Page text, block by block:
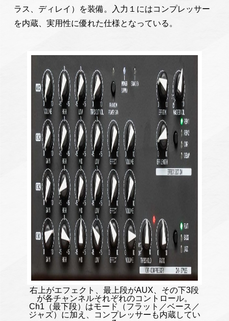
ラス、ディレイ）を装備。入力１にはコンプレッサー
を内蔵、実用性に優れた仕様となっている。
右上がエフェクト、最上段がAUX、その下3段
が各チャンネルそれぞれのコントロール。
Ch1（最下段）はモード（フラット／ベース／
ジャズ）に加え、コンプレッサーも内蔵してい